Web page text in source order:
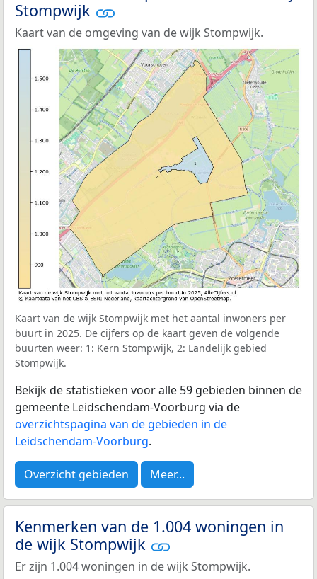
Stompwijk
Kaart van de omgeving van de wijk Stompwijk.
Kaart van de wijk Stompwijk met het aantal inwoners per
buurt in 2025. De cijfers op de kaart geven de volgende
buurten weer: 1: Kern Stompwijk, 2: Landelijk gebied
Stompwijk.
Bekijk de statistieken voor alle 59 gebieden binnen de
gemeente Leidschendam-Voorburg via de
overzichtspagina van de gebieden in de
Leidschendam-Voorburg.
Overzicht gebieden Meer...
Kenmerken van de 1.004 woningen in
de wijk Stompwijk
Er zijn 1.004 woningen in de wijk Stompwijk.